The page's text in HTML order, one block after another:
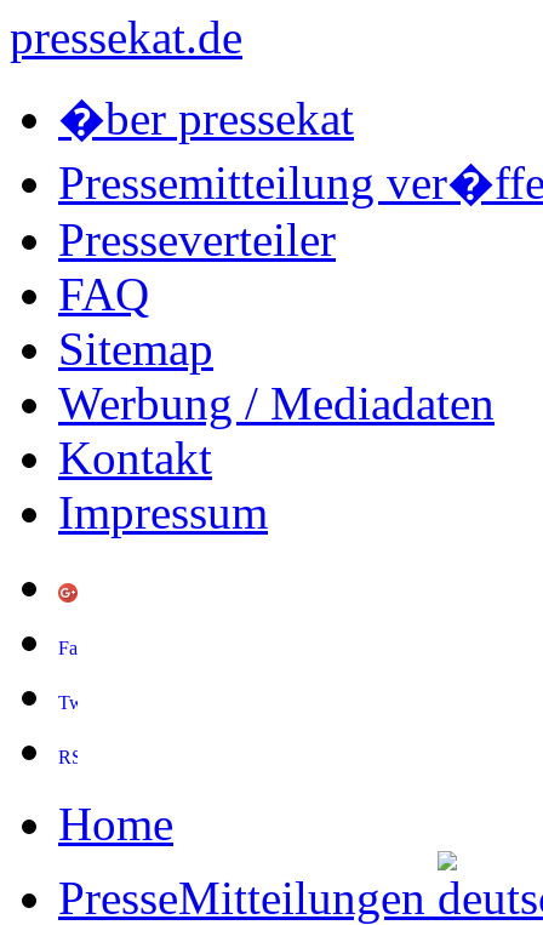
pressekat.de
�ber pressekat
Pressemitteilung
Presseverteiler
FAQ
Sitemap
Werbung / Mediadaten
Kontakt
Impressum
Home
PresseMitteilungen